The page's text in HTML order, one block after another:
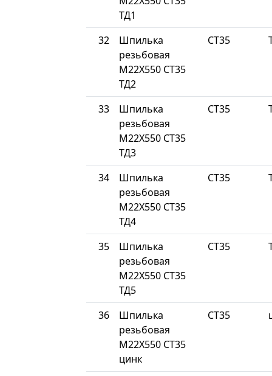
ТД1
32
Шпилька
резьбовая
М22Х550 СТ35
ТД2
СТ35
33
Шпилька
резьбовая
М22Х550 СТ35
ТД3
СТ35
34
Шпилька
резьбовая
М22Х550 СТ35
ТД4
СТ35
35
Шпилька
резьбовая
М22Х550 СТ35
ТД5
СТ35
36
Шпилька
резьбовая
М22Х550 СТ35
цинк
СТ35